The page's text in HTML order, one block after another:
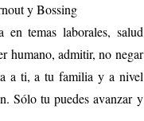
y Bossing
temas laborales, salud
humano, admitir, no negar
a ti, a tu familia y a nivel
Sólo tu puedes avanzar y